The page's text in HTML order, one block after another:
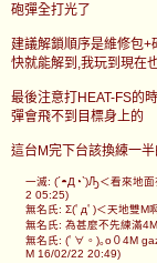
砲彈全打光了
建議解鎖順序是維修包+
快就能解到,我玩到現在
最後注意打HEAT-FS的
彈會飛不到目標身上的
這台M完下台該換練一
一滅: (´◓Д◔`)Ԡ＜看來地面
2 05:25)
無名氏: Σ(ﾟдﾟ)＜天地雙
無名氏: 為甚麼不先練滿
無名氏: (ﾟ∀。)｡o０4M
M 16/02/22 20:49)